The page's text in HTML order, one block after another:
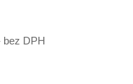
bez DPH